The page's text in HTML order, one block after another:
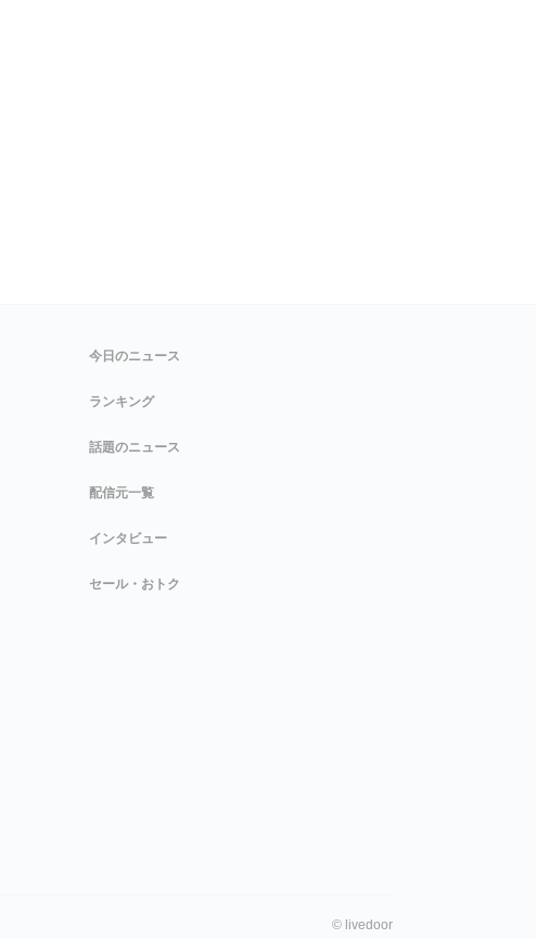
今日のニュース
ランキング
話題のニュース
配信元一覧
インタビュー
セール・おトク
© livedoor